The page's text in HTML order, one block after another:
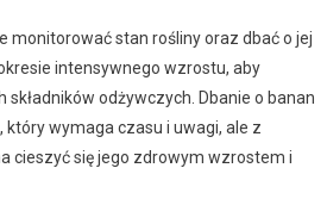
monitorować stan rośliny oraz dbać o jej
intensywnego wzrostu, aby
odżywczych. Dbanie o banan
wymaga czasu i uwagi, ale z
cieszyć się jego zdrowym wzrostem i